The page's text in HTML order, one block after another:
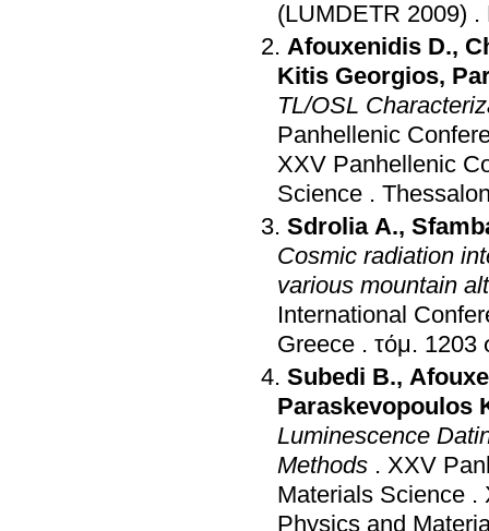
(LUMDETR 2009) .
Afouxenidis D.,
Kitis Georgios,
TL/OSL
Panhellenic
XXV Panhellenic
Science .
Sdrolia A.,
Cosmic radiation
various mountain
International
Greece .
Subedi B.,
Paraskevopoulos
Luminescence
Methods . XXV
Materials Science .
Physics and